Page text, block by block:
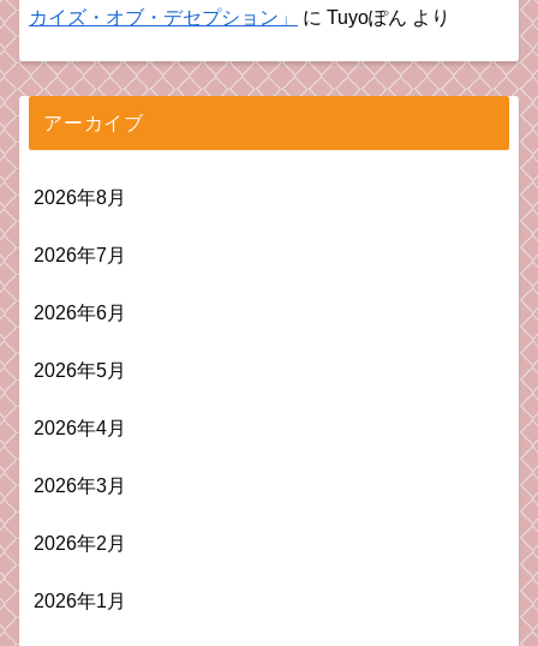
カイズ・オブ・デセプション」
に Tuyoぽん より
アーカイブ
2026年8月
2026年7月
2026年6月
2026年5月
2026年4月
2026年3月
2026年2月
2026年1月